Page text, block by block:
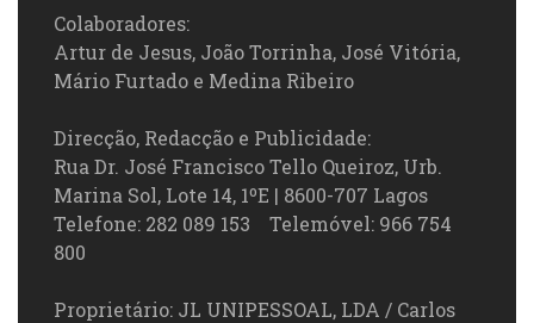
Colaboradores:
Artur de Jesus, João Torrinha, José Vitória,
Mário Furtado e Medina Ribeiro
Direcção, Redacção e Publicidade:
Rua Dr. José Francisco Tello Queiroz, Urb.
Marina Sol, Lote 14, 1ºE | 8600-707 Lagos
Telefone: 282 089 153 Telemóvel: 966 754
800
Proprietário: JL UNIPESSOAL, LDA / Carlos